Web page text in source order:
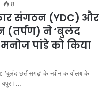
8
संगठन (YDC) और
(तर्पण) ने ‘बुलंद
पांडे को किया
‘बुलंद छत्तीसगढ़’ के नवीन कार्यालय के